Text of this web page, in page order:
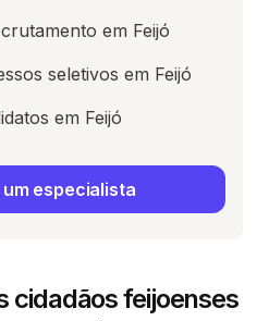
cidadãos feijoenses
em Feijó
seletivos em Feijó
em Feijó
um especialista